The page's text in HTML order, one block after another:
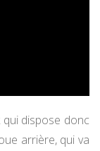
dispose donc
arrière, qui va